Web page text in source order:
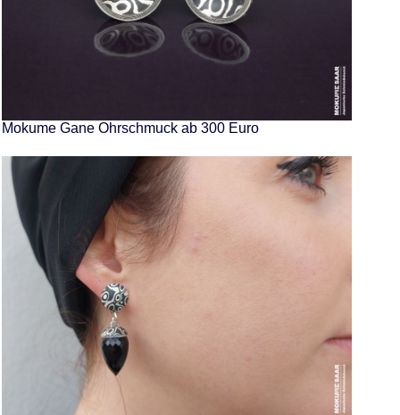
Mokume Gane Ohrschmuck ab 300 Euro